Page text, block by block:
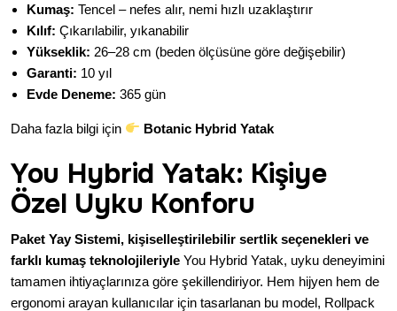
Kumaş: Tencel – nefes alır, nemi hızlı uzaklaştırır
Kılıf: Çıkarılabilir, yıkanabilir
Yükseklik: 26–28 cm (beden ölçüsüne göre değişebilir)
Garanti: 10 yıl
Evde Deneme: 365 gün
Daha fazla bilgi için Botanic Hybrid Yatak
You Hybrid Yatak: Kişiye
Özel Uyku Konforu
Paket Yay Sistemi, kişiselleştirilebilir sertlik seçenekleri ve
farklı kumaş teknolojileriyle You Hybrid Yatak, uyku deneyimini
tamamen ihtiyaçlarınıza göre şekillendiriyor. Hem hijyen hem de
ergonomi arayan kullanıcılar için tasarlanan bu model, Rollpack